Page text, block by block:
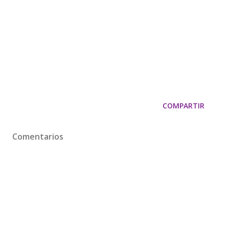
COMPARTIR
Comentarios